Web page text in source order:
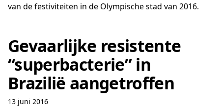
van de festiviteiten in de Olympische stad van 2016.
Gevaarlijke resistente
“superbacterie” in
Brazilië aangetroffen
13 juni 2016